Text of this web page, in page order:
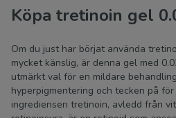
Köpa tretinoin gel
Om du just har börjat använda
mycket känslig, är denna gel med
utmärkt val för en mildare
hyperpigmentering och tecken på
ingrediensen tretinoin, avledd från